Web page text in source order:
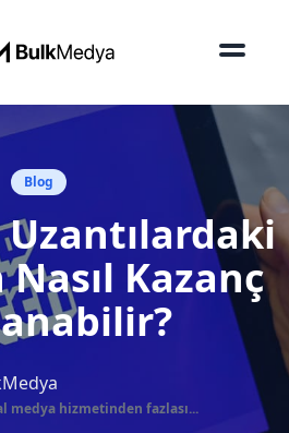
Blog
Uzantılardaki
Kazanç
medya hizmetinden fazlası...